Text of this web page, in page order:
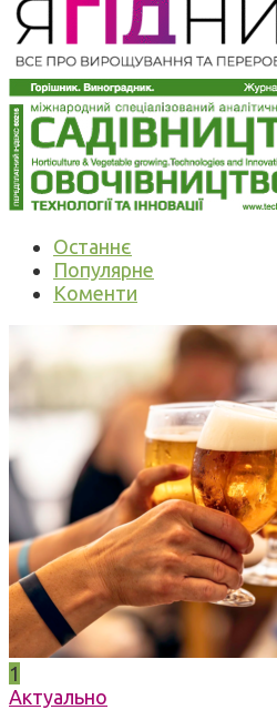
Останнє
Популярне
Коменти
1
Актуально